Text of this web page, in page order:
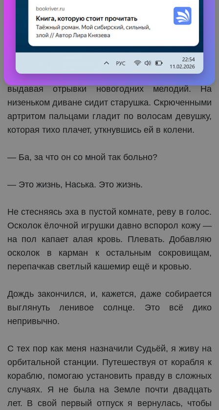
на маленькой ёлочке в углу. Она украшена
большими стеклянными шишками и серебристой
мишурой.
За окном метель устилает землю крупными
хлопьями снега. Радио шипит помехами, иногда
выдавая отрывки новогодних мелодий. На
низеньком диване сидит старушка. Скрюченными
артритом пальцами гладит по волосам девушку,
которая тихо плачет, уткнувшись ей в колени.
— Ба, за что он со мной так больно?
— Это жизнь, Наська. Это жизнь.
Не стесняясь эха в пустой комнате, реву в голос.
Осколок ёлочной игрушки давно вспорол кожу —
на пол капает алая кровь. Плевать. Добавляю
осколок в карман к остальным сокровищам,
перепачкав светлый кашемир ещё и кровью.
Дождь закончился, и, кажется, даже собирается
выглянуть ленивое солнце. Это всё дико
непривычно.
С тех пор как меня назначили Судьёй, я живу на
орбитальной станции. Путешествуя от корабля к
кораблю, помогаю установить правду в сложных
случаях. Я не была на Земле почти двадцать
лет. В свой первый отпуск я вернулась, чтобы